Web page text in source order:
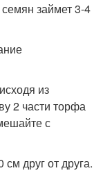
займет 3-4
из
2 части торфа
с
друг от друга.